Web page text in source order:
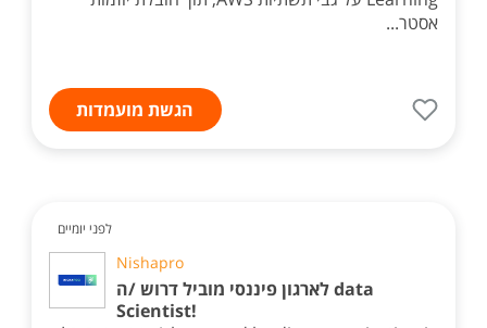
אסטר...
הגשת מועמדות
לפני יומיים
Nishapro
לארגון פיננסי מוביל דרוש /ה data
Scientist!